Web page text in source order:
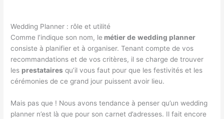
Wedding Planner : rôle et utilité
Comme l’indique son nom, le métier de wedding planner
consiste à planifier et à organiser. Tenant compte de vos
recommandations et de vos critères, il se charge de trouver
les prestataires qu’il vous faut pour que les festivités et les
cérémonies de ce grand jour puissent avoir lieu.
Mais pas que ! Nous avons tendance à penser qu’un wedding
planner n’est là que pour son carnet d’adresses. Il fait encore